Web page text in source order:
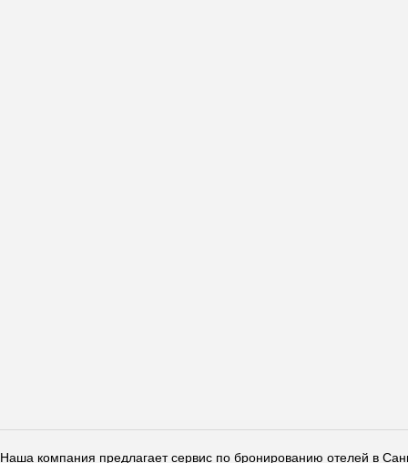
Наша компания предлагает сервис по бронированию отелей в